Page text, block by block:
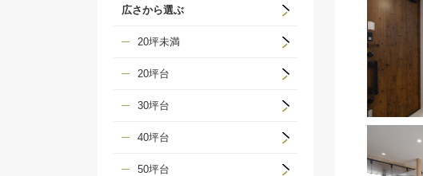
広さから選ぶ
20坪未満
20坪台
30坪台
40坪台
50坪台